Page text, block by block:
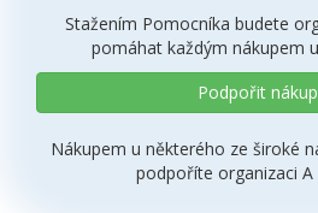
Stažením Pomocníka budete
pomáhat každým nákupem
Podpořit
Nákupem u některého ze široké
podpoříte organizaci A